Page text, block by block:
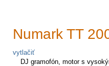
Numark TT
vytlačiť
DJ gramofón, motor s